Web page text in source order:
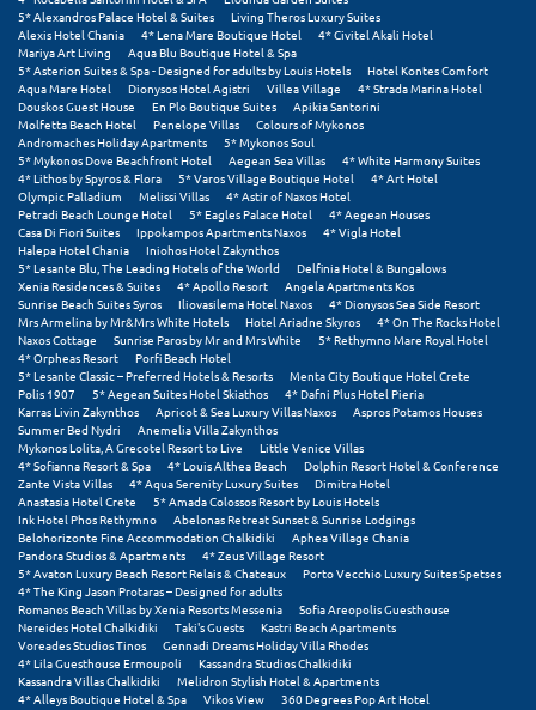
Ξυλόκαστρο
Ο
Ορεινή Αρκαδία
Ορεινή Ναυπακτία
Π
Πάλαιρος
Παξοί
Παραλία Κατερίνης
Παραλία Λιτοχώρου
Παράλιο Άστρος
Πάργα
Παρνασσός
Πάρος
Πάτμος
5* Alexandros Palace Hotel & Suites
Living Theros Luxury Suites
Alexis Hotel Chania
4* Lena Mare Boutique Hotel
4* Civitel Akali Hotel
Mariya Art Living
Aqua Blu Boutique Hotel & Spa
5* Asterion Suites & Spa - Designed for adults by Louis Hotels
Hotel Kontes Comfort
Aqua Mare Hotel
Dionysos Hotel Agistri Villea Village
4* Strada Marina Hotel
Douskos Guest House
En Plo Boutique Suites
Apikia Santorini
Molfetta Beach Hotel
Penelope Villas
Colours of Mykonos
Andromaches Holiday Apartments
5* Mykonos Soul
5* Mykonos Dove Beachfront Hotel
Aegean Sea Villas
4* White Harmony Suites
4* Lithos by Spyros & Flora
5* Varos Village Boutique Hotel
4* Art Hotel
Olympic Palladium
Melissi Villas
4* Astir of Naxos Hotel
Petradi Beach Lounge Hotel
5* Eagles Palace Hotel
4* Aegean Houses
Casa Di Fiori Suites
Ippokampos Apartments Naxos
4* Vigla Hotel
Halepa Hotel Chania
Iniohos Hotel Zakynthos
5* Lesante Blu, The Leading Hotels of the World
Delfinia Hotel & Bungalows
Xenia Residences & Suites
4* Apollo Resort
Angela Apartments Kos
Sunrise Beach Suites Syros
Iliovasilema Hotel Naxos
4* Dionysos Sea Side Resort
Mrs Armelina by Mr&Mrs White Hotels
Hotel Ariadne Skyros
4* On The Rocks Hotel
Naxos Cottage
Sunrise Paros by Mr and Mrs White
5* Rethymno Mare Royal Hotel
4* Orpheas Resort
Porfi Beach Hotel
5* Lesante Classic – Preferred Hotels & Resorts
Menta City Boutique Hotel Crete
Polis 1907
5* Aegean Suites Hotel Skiathos
4* Dafni Plus Hotel Pieria
Karras Livin Zakynthos
Apricot & Sea Luxury Villas Naxos
Aspros Potamos Houses
Summer Bed Nydri
Anemelia Villa Zakynthos
Mykonos Lolita, A Grecotel Resort to Live
Little Venice Villas
4* Sofianna Resort & Spa
4* Louis Althea Beach
Dolphin Resort Hotel & Conference
Zante Vista Villas
4* Aqua Serenity Luxury Suites
Dimitra Hotel
Anastasia Hotel Crete
5* Amada Colossos Resort by Louis Hotels
Ink Hotel Phos Rethymno
Abelonas Retreat Sunset & Sunrise Lodgings
Belohorizonte Fine Accommodation Chalkidiki
Aphea Village Chania
Pandora Studios & Apartments
4* Zeus Village Resort
5* Avaton Luxury Beach Resort Relais & Chateaux
Porto Vecchio Luxury Suites Spetses
4* The King Jason Protaras – Designed for adults
Romanos Beach Villas by Xenia Resorts Messenia
Sofia Areopolis Guesthouse
Nereides Hotel Chalkidiki
Taki's Guests
Kastri Beach Apartments
Voreades Studios Tinos
Gennadi Dreams Holiday Villa Rhodes
4* Lila Guesthouse Ermoupoli
Kassandra Studios Chalkidiki
Kassandra Villas Chalkidiki
Melidron Stylish Hotel & Apartments
4* Alleys Boutique Hotel & Spa
Vikos View 360 Degrees Pop Art Hotel